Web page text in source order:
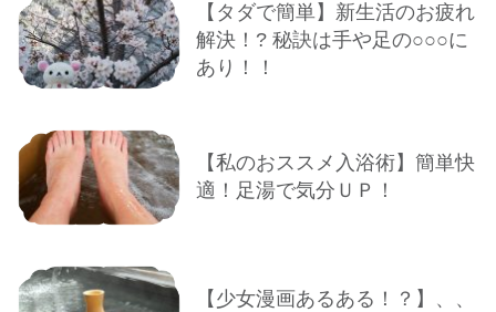
【タダで簡単】新生活のお疲れ
解決！? 秘訣は手や足の○○○に
あり！！
【私のおススメ入浴術】簡単快
適！足湯で気分ＵＰ！
【少女漫画あるある！？】、、